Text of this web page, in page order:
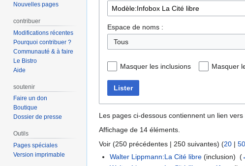
navigation
recherche
Espace de noms :
Tous
Masquer les inclusions Masquer
Lister
Les pages ci-dessous contiennent un lien vers
Affichage de 14 éléments.
Voir (250 précédentes | 250 suivantes) (20 | 50
Walter Lippmann:La Cité libre (inclusion) ‎(
Nouvelles pages
contribuer
Modifications récentes
Pourquoi contribuer ?
Communauté & à faire
Le Bistro
Aide
soutenir
Faire un don
Boutique
Dossier de presse
Outils
Pages spéciales
Version imprimable